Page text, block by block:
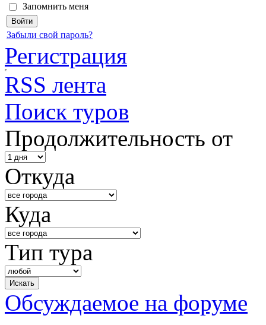
Запомнить меня
Забыли свой пароль?
Регистрация
RSS лента
Поиск туров
Продолжительность от
Откуда
Куда
Тип тура
Обсуждаемое на форуме